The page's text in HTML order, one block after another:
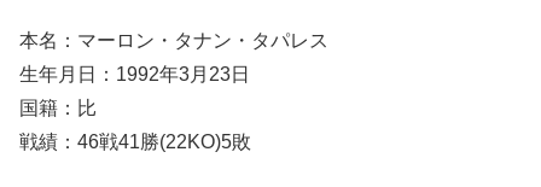
本名：マーロン・タナン・タパレス
生年月日：1992年3月23日
国籍：比
戦績：46戦41勝(22KO)5敗